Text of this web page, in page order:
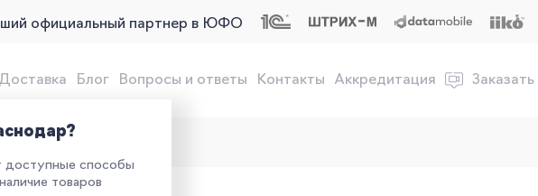
официальный партнер в ЮФО
Доставка Блог Вопросы и ответы Контакты Аккредитация Заказать
подключение и обслуживание онлайн-касс
доступные способы
товаров